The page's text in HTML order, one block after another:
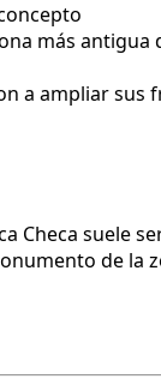
más antigua
a ampliar
Checa suele
de la